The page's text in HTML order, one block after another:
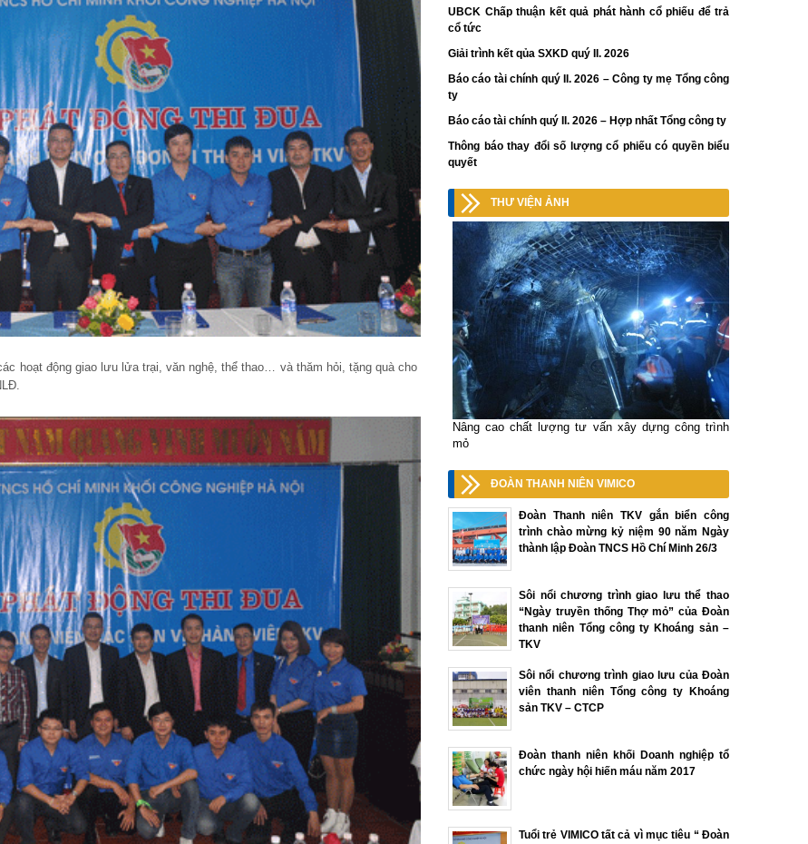
hoạt động giao lưu lửa trại, văn nghệ, thể thao… và thăm hỏi, tặng quà cho
UBCK Chấp thuận kết quả phát hành cổ phiếu để trả
cổ tức
Giải trình kết qủa SXKD quý II. 2026
Báo cáo tài chính quý II. 2026 – Công ty mẹ Tổng công
ty
Báo cáo tài chính quý II. 2026 – Hợp nhất Tổng công ty
Thông báo thay đổi số lượng cổ phiếu có quyền biểu
quyết
THƯ VIỆN ẢNH
Nâng cao chất lượng tư vấn xây dựng công trình
mỏ
ĐOÀN THANH NIÊN VIMICO
Đoàn Thanh niên TKV gắn biển công
trình chào mừng kỷ niệm 90 năm Ngày
thành lập Đoàn TNCS Hồ Chí Minh 26/3
Sôi nổi chương trình giao lưu thể thao
“Ngày truyền thống Thợ mỏ” của Đoàn
thanh niên Tổng công ty Khoáng sản –
TKV
Sôi nổi chương trình giao lưu của Đoàn
viên thanh niên Tổng công ty Khoáng
sản TKV – CTCP
Đoàn thanh niên khối Doanh nghiệp tổ
chức ngày hội hiến máu năm 2017
Tuổi trẻ VIMICO tất cả vì mục tiêu “ Đoàn